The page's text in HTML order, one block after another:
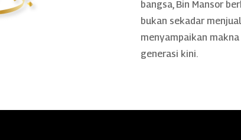
bangsa, Bin Mansor
bukan sekadar
menyampaikan
generasi kini.